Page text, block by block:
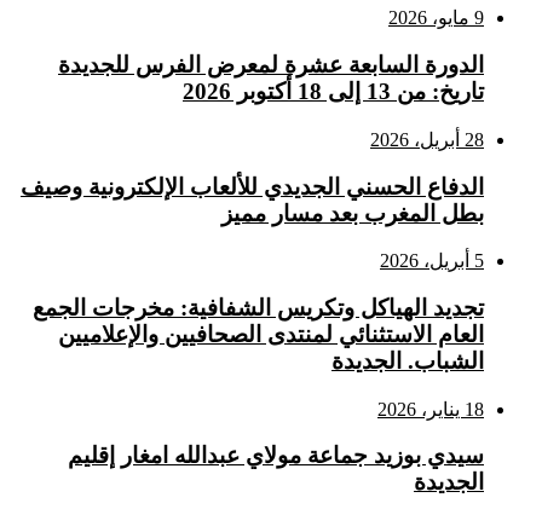
9 مايو، 2026
الدورة السابعة عشرة لمعرض الفرس للجديدة
تاريخ: من 13 إلى 18 أكتوبر 2026
28 أبريل، 2026
الدفاع الحسني الجديدي للألعاب الإلكترونية وصيف
بطل المغرب بعد مسار مميز
5 أبريل، 2026
تجديد الهياكل وتكريس الشفافية: مخرجات الجمع
العام الاستثنائي لمنتدى الصحافيين والإعلاميين
الشباب. الجديدة
18 يناير، 2026
سيدي بوزيد جماعة مولاي عبدالله امغار إقليم
الجديدة